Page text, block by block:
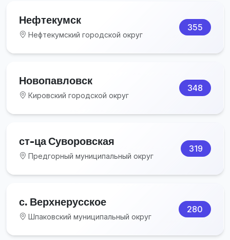
Нефтекумск
Нефтекумский городской округ
355
Новопавловск
Кировский городской округ
348
ст-ца Суворовская
Предгорный муниципальный округ
319
с. Верхнерусское
Шпаковский муниципальный округ
280